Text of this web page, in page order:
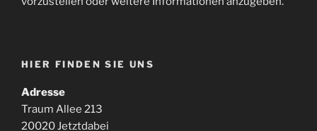
HIER FINDEN SIE UNS
Adresse
Traum Allee 213
20020 Jetztdabei